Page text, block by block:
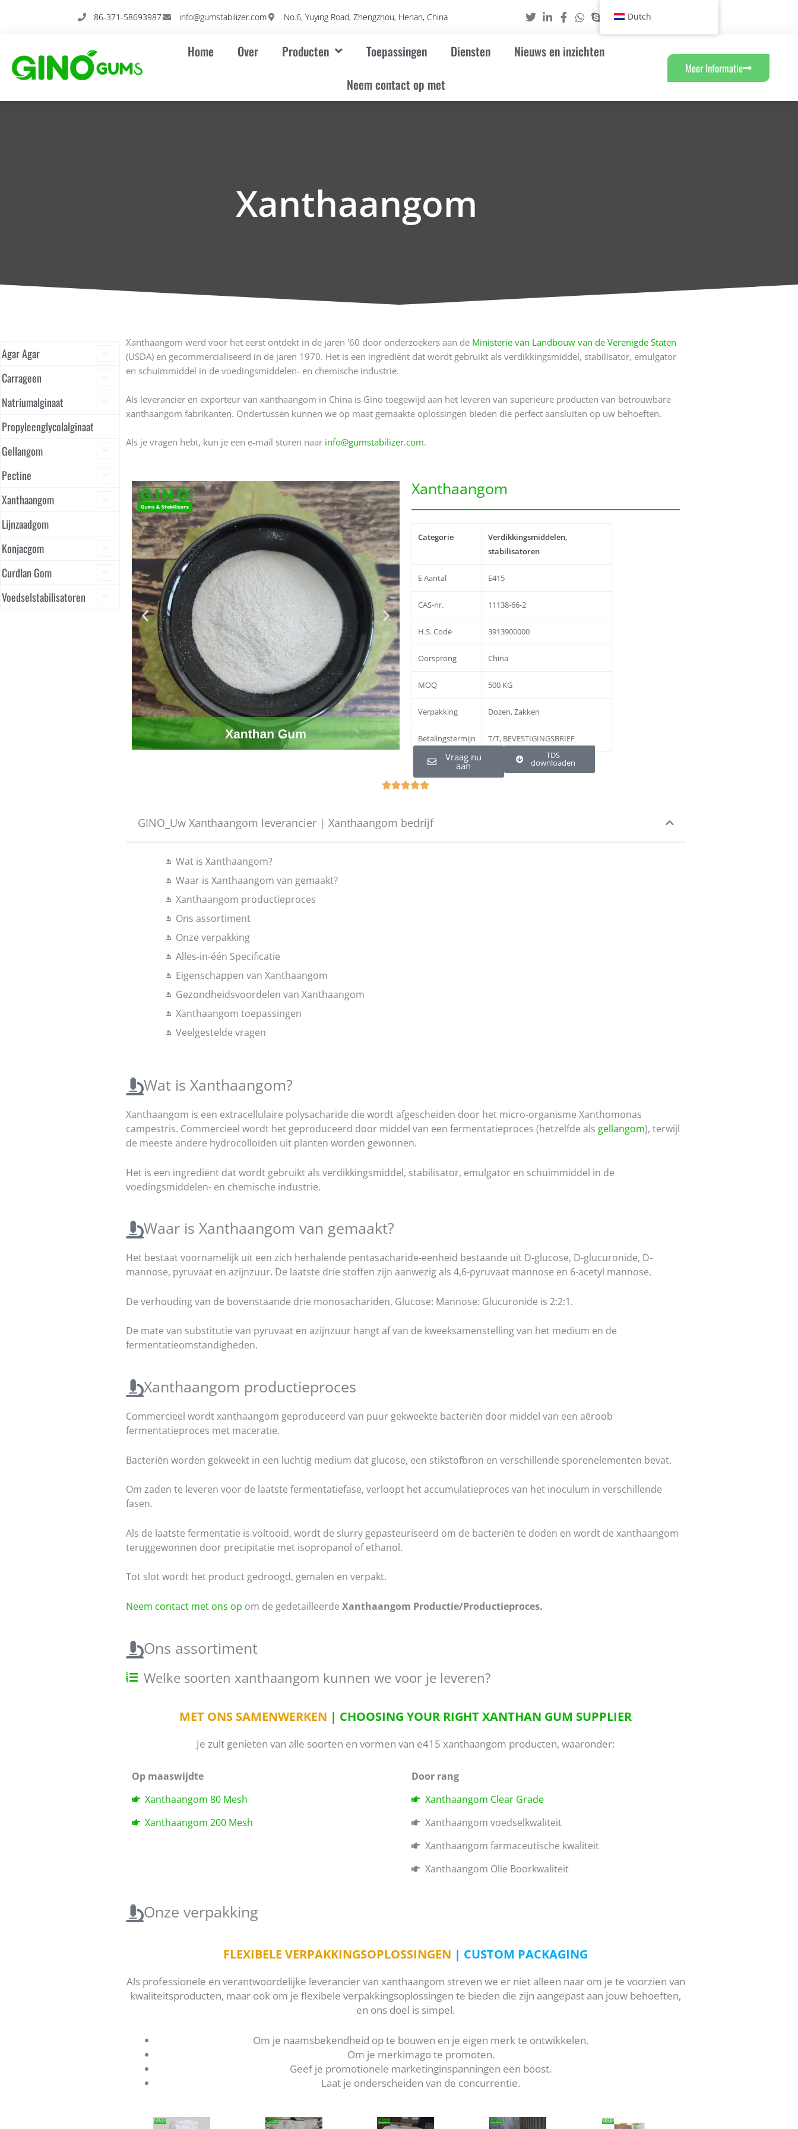
86-371-58693987 info@gumstabilizer.com No.6, Yuying Road, Zhengzhou, Henan, China
Home Over Producten Toepassingen Diensten
Nieuws en inzichten
Neem contact op met
Meer Informatie
Xanthaangom
Agar Agar
Carrageen
Natriumalginaat
Propyleenglycolalginaat
Gellangom
Pectine
Xanthaangom
Lijnzaadgom
Konjacgom
Curdlan Gom
Voedselstabilisatoren
Xanthaangom werd voor het eerst ontdekt in de jaren '60 door onderzoekers aan de Ministerie van Landbouw van de Verenigde Staten
(USDA) en gecommercialiseerd in de jaren 1970. Het is een ingrediënt dat wordt gebruikt als verdikkingsmiddel, stabilisator, emulgator
en schuimmiddel in de voedingsmiddelen- en chemische industrie.
Als leverancier en exporteur van xanthaangom in China is Gino toegewijd aan het leveren van superieure producten van betrouwbare
xanthaangom fabrikanten. Ondertussen kunnen we op maat gemaakte oplossingen bieden die perfect aansluiten op uw behoeften.
Als je vragen hebt, kun je een e-mail sturen naar info@gumstabilizer.com.
Xanthaangom
Categorie
Verdikkingsmiddelen,
stabilisatoren
E Aantal E415
CAS-nr. 11138-66-2
H.S. Code 3913900000
Oorsprong China
MOQ 500 KG
Verpakking Dozen, Zakken
Betalingstermijn T/T, BEVESTIGINGSBRIEF
Vraag nu
aan
TDS
downloaden
О
н
к
GINO_Uw Xanthaangom leverancier | Xanthaangom bedrijf
Wat is Xanthaangom?
Waar is Xanthaangom van gemaakt?
Xanthaangom productieproces
Ons assortiment
Onze verpakking
Alles-in-één Specificatie
Eigenschappen van Xanthaangom
Gezondheidsvoordelen van Xanthaangom
Xanthaangom toepassingen
Veelgestelde vragen
Wat is Xanthaangom?
Xanthaangom is een extracellulaire polysacharide die wordt afgescheiden door het micro-organisme Xanthomonas
campestris. Commercieel wordt het geproduceerd door middel van een fermentatieproces (hetzelfde als gellangom), terwijl
de meeste andere hydrocolloïden uit planten worden gewonnen.
Het is een ingrediënt dat wordt gebruikt als verdikkingsmiddel, stabilisator, emulgator en schuimmiddel in de
voedingsmiddelen- en chemische industrie.
Waar is Xanthaangom van gemaakt?
Het bestaat voornamelijk uit een zich herhalende pentasacharide-eenheid bestaande uit D-glucose, D-glucuronide, D-
mannose, pyruvaat en azijnzuur. De laatste drie stoffen zijn aanwezig als 4,6-pyruvaat mannose en 6-acetyl mannose.
De verhouding van de bovenstaande drie monosachariden, Glucose: Mannose: Glucuronide is 2:2:1.
De mate van substitutie van pyruvaat en azijnzuur hangt af van de kweeksamenstelling van het medium en de
fermentatieomstandigheden.
Xanthaangom productieproces
Commercieel wordt xanthaangom geproduceerd van puur gekweekte bacteriën door middel van een aëroob
fermentatieproces met maceratie.
Bacteriën worden gekweekt in een luchtig medium dat glucose, een stikstofbron en verschillende sporenelementen bevat.
Om zaden te leveren voor de laatste fermentatiefase, verloopt het accumulatieproces van het inoculum in verschillende
fasen.
Als de laatste fermentatie is voltooid, wordt de slurry gepasteuriseerd om de bacteriën te doden en wordt de xanthaangom
teruggewonnen door precipitatie met isopropanol of ethanol.
Tot slot wordt het product gedroogd, gemalen en verpakt.
Neem contact met ons op om de gedetailleerde Xanthaangom Productie/Productieproces.
Ons assortiment
Welke soorten xanthaangom kunnen we voor je leveren?
MET ONS SAMENWERKEN | CHOOSING YOUR RIGHT XANTHAN GUM SUPPLIER
Je zult genieten van alle soorten en vormen van e415 xanthaangom producten, waaronder:
Op maaswijdte
Xanthaangom 80 Mesh
Xanthaangom 200 Mesh
Door rang
Xanthaangom Clear Grade
Xanthaangom voedselkwaliteit
Xanthaangom farmaceutische kwaliteit
Xanthaangom Olie Boorkwaliteit
Onze verpakking
FLEXIBELE VERPAKKINGSOPLOSSINGEN | CUSTOM PACKAGING
Als professionele en verantwoordelijke leverancier van xanthaangom streven we er niet alleen naar om je te voorzien van
kwaliteitsproducten, maar ook om je flexibele verpakkingsoplossingen te bieden die zijn aangepast aan jouw behoeften,
en ons doel is simpel.
Om je naamsbekendheid op te bouwen en je eigen merk te ontwikkelen.
Om je merkimago te promoten.
Geef je promotionele marketinginspanningen een boost.
Laat je onderscheiden van de concurrentie.
Dutch